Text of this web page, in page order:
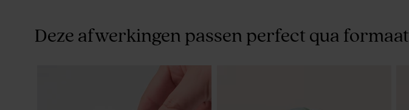
Deze afwerkingen passen perfect qua formaat